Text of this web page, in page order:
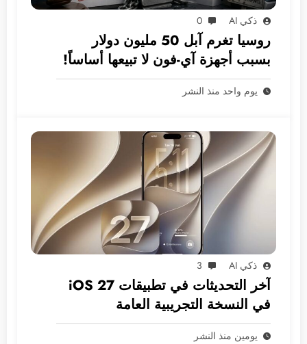
ذكي AI 0
روسيا تغرم آبل 50 مليون دولار
بسبب أجهزة آي-فون لا تبيعها أساساً!
يوم واحد منذ النشر
ذكي AI 3
آخر التحديثات في تطبيقات iOS 27
في النسخة التجريبية العامة
يومين منذ النشر